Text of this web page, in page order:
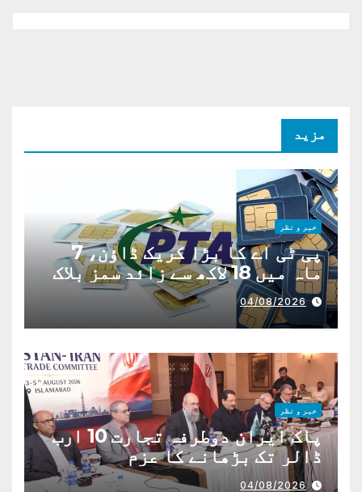
مزید
خبر و نظر
پی ٹی اے کا بڑا کریک ڈاؤن، 7
ماہ میں 18 لاکھ سے زائد سمز بلاک
04/08/2026
خبر و نظر
پاک ایران دوطرفہ تجارت 10 ارب
ڈالر تک بڑھانے کا عزم
04/08/2026